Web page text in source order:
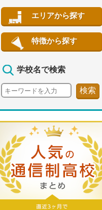
エリアから探す
特徴から探す
学校名で検索